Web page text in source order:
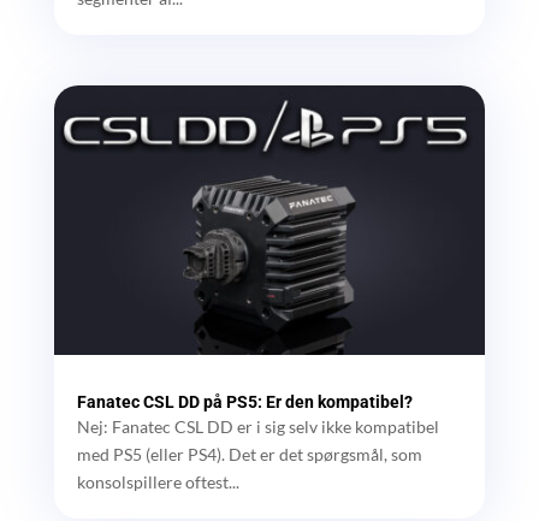
Fanatec CSL DD på PS5: Er den kompatibel?
Nej: Fanatec CSL DD er i sig selv ikke kompatibel
med PS5 (eller PS4). Det er det spørgsmål, som
konsolspillere oftest...